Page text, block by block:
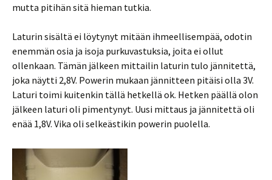
mutta pitihän sitä hieman tutkia.
Laturin sisältä ei löytynyt mitään ihmeellisempää, odotin
enemmän osia ja isoja purkuvastuksia, joita ei ollut
ollenkaan. Tämän jälkeen mittailin laturin tulo jännitettä,
joka näytti 2,8V. Powerin mukaan jännitteen pitäisi olla 3V.
Laturi toimi kuitenkin tällä hetkellä ok. Hetken päällä olon
jälkeen laturi oli pimentynyt. Uusi mittaus ja jännitettä oli
enää 1,8V. Vika oli selkeästikin powerin puolella.